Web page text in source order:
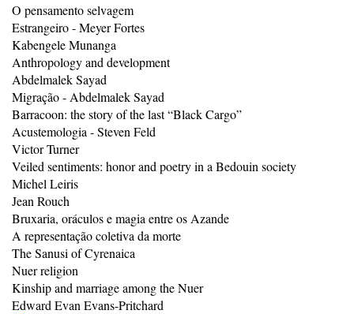
O pensamento selvagem
Estrangeiro - Meyer Fortes
Kabengele Munanga
Anthropology and development
Abdelmalek Sayad
Migração - Abdelmalek Sayad
Barracoon: the story of the last “Black Cargo”
Acustemologia - Steven Feld
Victor Turner
Veiled sentiments: honor and poetry in a Bedouin society
Michel Leiris
Jean Rouch
Bruxaria, oráculos e magia entre os Azande
A representação coletiva da morte
The Sanusi of Cyrenaica
Nuer religion
Kinship and marriage among the Nuer
Edward Evan Evans-Pritchard